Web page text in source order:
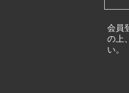
会員
の上
い。